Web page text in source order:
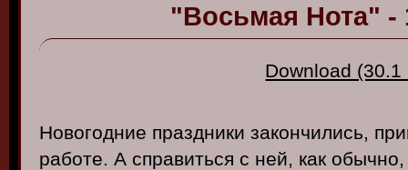
"Восьмая Нота" -
Download (30.1
Новогодние праздники закончились,
работе. А справиться с ней, как